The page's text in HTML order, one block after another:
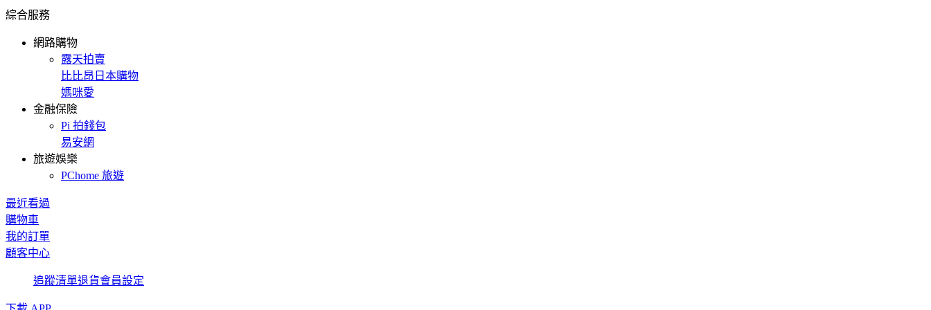
綜合服務
網路購物
露天拍賣
比比昂日本購物
媽咪愛
金融保險
Pi 拍錢包
易安網
旅遊娛樂
PChome 旅遊
最近看過
購物車
我的訂單
顧客中心
追蹤清單退貨會員設定